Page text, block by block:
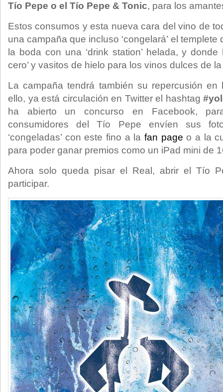
Tío Pepe o el Tío Pepe & Tonic, para los
Estos consumos y esta nueva cara del vino de
una campaña que incluso ‘congelará’ el
la boda con una ‘drink station’ helada, y
cero’ y vasitos de hielo para los vinos dulces de
La campaña tendrá también su repercusión en
ello, ya está circulación en Twitter el hashtag
ha abierto un concurso en Facebook,
consumidores del Tío Pepe envíen sus
‘congeladas’ con este fino a la fan page o a la
para poder ganar premios como un iPad mini de
Ahora solo queda pisar el Real, abrir el Tío
participar.